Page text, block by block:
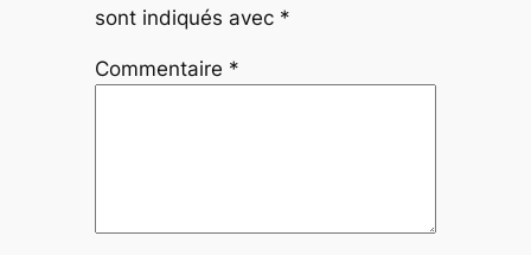
sont indiqués avec *
Commentaire *